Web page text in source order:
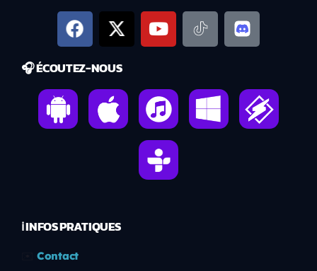
🎧 ÉCOUTEZ-NOUS
ℹ️ INFOS PRATIQUES
Contact